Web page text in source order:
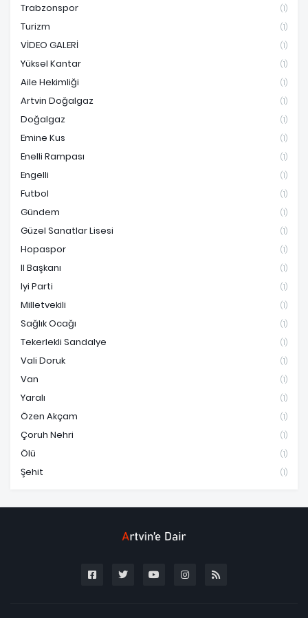
Trabzonspor (1)
Turizm (1)
VİDEO GALERİ (1)
Yüksel Kantar (1)
Aile Hekimliği (1)
Artvin Doğalgaz (1)
Doğalgaz (1)
Emine Kus (1)
Enelli Rampası (1)
Engelli (1)
Futbol (1)
Gündem (1)
Güzel Sanatlar Lisesi (1)
Hopaspor (1)
Il Başkanı (1)
Iyi Parti (1)
Milletvekili (1)
Sağlık Ocağı (1)
Tekerlekli Sandalye (1)
Vali Doruk (1)
Van (1)
Yaralı (1)
Özen Akçam (1)
Çoruh Nehri (1)
Ölü (1)
Şehit (1)